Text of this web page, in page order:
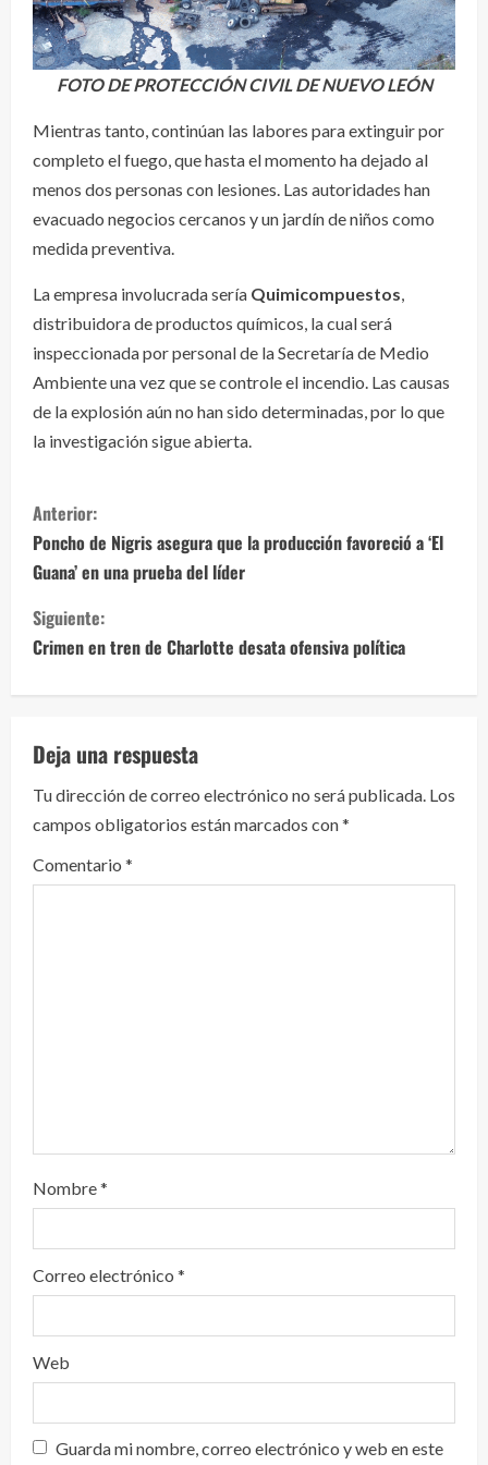
FOTO DE PROTECCIÓN CIVIL DE NUEVO LEÓN
Mientras tanto, continúan las labores para extinguir por
completo el fuego, que hasta el momento ha dejado al
menos dos personas con lesiones. Las autoridades han
evacuado negocios cercanos y un jardín de niños como
medida preventiva.
La empresa involucrada sería Quimicompuestos,
distribuidora de productos químicos, la cual será
inspeccionada por personal de la Secretaría de Medio
Ambiente una vez que se controle el incendio. Las causas
de la explosión aún no han sido determinadas, por lo que
la investigación sigue abierta.
S
i
g
u
e
l
e
y
e
Anterior:
Poncho de Nigris asegura que la producción favoreció a ‘El
Guana’ en una prueba del líder
Siguiente:
Crimen en tren de Charlotte desata ofensiva política
Deja una respuesta
Tu dirección de correo electrónico no será publicada. Los
campos obligatorios están marcados con*
Comentario *
Nombre*
Correo electrónico *
Web
Guarda mi nombre, correo electrónico y web en este